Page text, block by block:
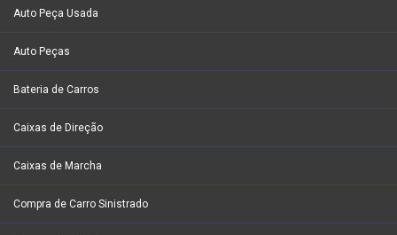
Auto Peça Usada
Auto Peças
Bateria de Carros
Caixas de Direção
Caixas de Marcha
Compra de Carro Sinistrado